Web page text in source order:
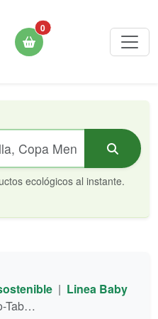
0
ecológicos al instante.
| Linea Baby